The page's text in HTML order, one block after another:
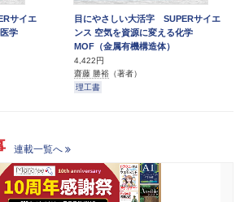
サイエ
学
目にやさしい大活字 SUPERサイエ
ンス 空気を資源に変える化学
MOF（金属有機構造体）
4,422円
齋藤 勝裕 （著者）
理工書
連載一覧へ